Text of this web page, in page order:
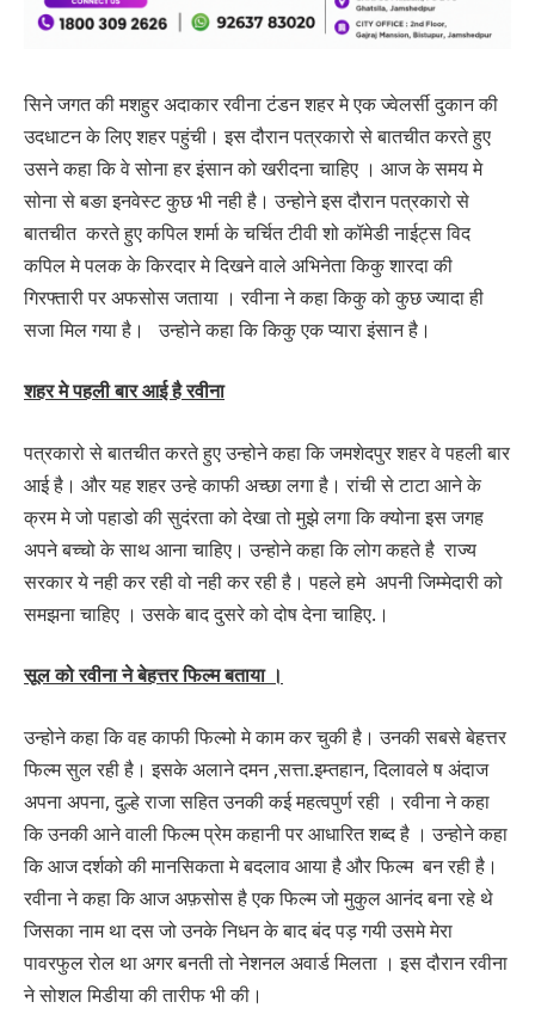
सिने जगत की मशहुर अदाकार रवीना टंडन शहर मे एक ज्वेलर्सी दुकान की
उदधाटन के लिए शहर पहुंची। इस दौरान पत्रकारो से बातचीत करते हुए
उसने कहा कि वे सोना हर इंसान को खरीदना चाहिए । आज के समय मे
सोना से बङा इनवेस्ट कुछ भी नही है। उन्होने इस दौरान पत्रकारो से
बातचीत करते हुए कपिल शर्मा के चर्चित टीवी शो कॉमेडी नाईट्स विद
कपिल मे पलक के किरदार मे दिखने वाले अभिनेता किकु शारदा की
गिरफ्तारी पर अफसोस जताया । रवीना ने कहा किकु को कुछ ज्यादा ही
सजा मिल गया है। उन्होने कहा कि किकु एक प्यारा इंसान है।
शहर मे पहली बार आई है रवीना
पत्रकारो से बातचीत करते हुए उन्होने कहा कि जमशेदपुर शहर वे पहली बार
आई है। और यह शहर उन्हे काफी अच्छा लगा है। रांची से टाटा आने के
क्रम मे जो पहाडो की सुदंरता को देखा तो मुझे लगा कि क्योना इस जगह
अपने बच्चो के साथ आना चाहिए। उन्होने कहा कि लोग कहते है राज्य
सरकार ये नही कर रही वो नही कर रही है। पहले हमे अपनी जिम्मेदारी को
समझना चाहिए । उसके बाद दुसरे को दोष देना चाहिए.।
सूल को रवीना ने बेहत्तर फिल्म बताया ।
उन्होने कहा कि वह काफी फिल्मो मे काम कर चुकी है। उनकी सबसे बेहत्तर
फिल्म सुल रही है। इसके अलाने दमन ,सत्ता.इम्तहान, दिलावले ष अंदाज
अपना अपना, दुल्हे राजा सहित उनकी कई महत्वपुर्ण रही । रवीना ने कहा
कि उनकी आने वाली फिल्म प्रेम कहानी पर आधारित शब्द है । उन्होने कहा
कि आज दर्शको की मानसिकता मे बदलाव आया है और फिल्म बन रही है।
रवीना ने कहा कि आज अफ़सोस है एक फिल्म जो मुकुल आनंद बना रहे थे
जिसका नाम था दस जो उनके निधन के बाद बंद पड़ गयी उसमे मेरा
पावरफुल रोल था अगर बनती तो नेशनल अवार्ड मिलता । इस दौरान रवीना
ने सोशल मिडीया की तारीफ भी की।